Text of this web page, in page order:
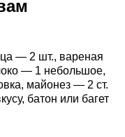
— 2 шт., вареная
— 1 небольшое,
майонез — 2 ст.
батон или багет